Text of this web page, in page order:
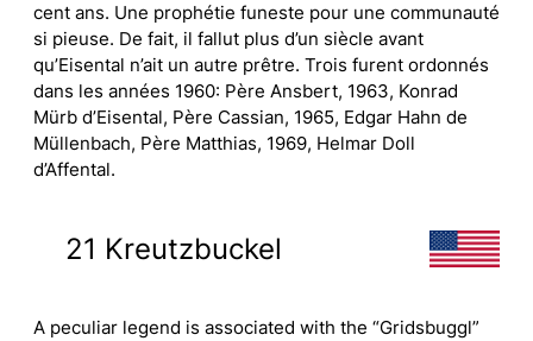
cent ans. Une prophétie funeste pour une communauté
si pieuse. De fait, il fallut plus d’un siècle avant
qu’Eisental n’ait un autre prêtre. Trois furent ordonnés
dans les années 1960: Père Ansbert, 1963, Konrad
Mürb d’Eisental, Père Cassian, 1965, Edgar Hahn de
Müllenbach, Père Matthias, 1969, Helmar Doll
d’Affental.
21 Kreutzbuckel
A peculiar legend is associated with the “Gridsbuggl”